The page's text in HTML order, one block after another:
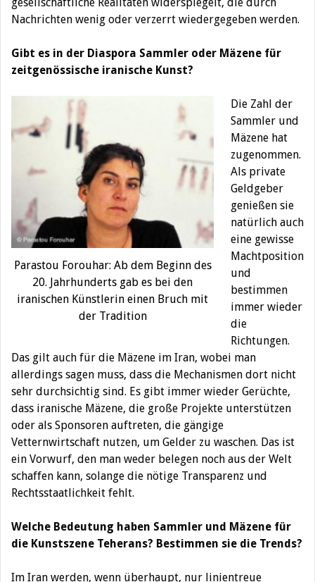
gesellschaftliche Realitäten widerspiegelt, die durch
Nachrichten wenig oder verzerrt wiedergegeben werden.
Gibt es in der Diaspora Sammler oder Mäzene für
zeitgenössische iranische Kunst?
Parastou Forouhar: Ab dem Beginn des
20. Jahrhunderts gab es bei den
iranischen Künstlerin einen Bruch mit
der Tradition
Die Zahl der
Sammler und
Mäzene hat
zugenommen.
Als private
Geldgeber
genießen sie
natürlich auch
eine gewisse
Machtposition
und
bestimmen
immer wieder
die
Richtungen.
Das gilt auch für die Mäzene im Iran, wobei man
allerdings sagen muss, dass die Mechanismen dort nicht
sehr durchsichtig sind. Es gibt immer wieder Gerüchte,
dass iranische Mäzene, die große Projekte unterstützen
oder als Sponsoren auftreten, die gängige
Vetternwirtschaft nutzen, um Gelder zu waschen. Das ist
ein Vorwurf, den man weder belegen noch aus der Welt
schaffen kann, solange die nötige Transparenz und
Rechtsstaatlichkeit fehlt.
Welche Bedeutung haben Sammler und Mäzene für
die Kunstszene Teherans? Bestimmen sie die Trends?
Im Iran werden, wenn überhaupt, nur linientreue